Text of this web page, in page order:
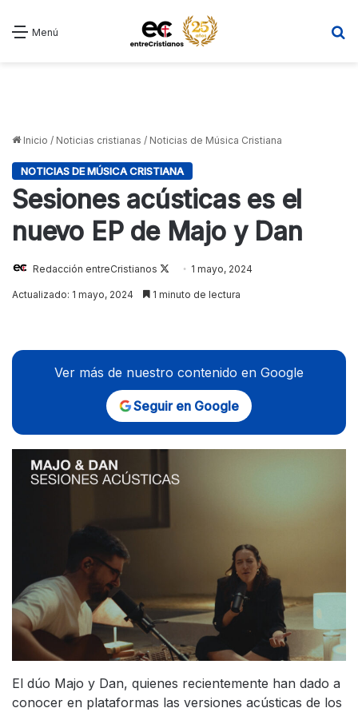
Menú
Inicio / Noticias cristianas / Noticias de Música Cristiana
NOTICIAS DE MÚSICA CRISTIANA
Sesiones acústicas es el
nuevo EP de Majo y Dan
Redacción entreCristianos
Follow1 mayo, 2024
Actualizado: 1 mayo, 2024 1 minuto de lectura
Ver más de nuestro contenido en Google
Seguir en Google
El dúo Majo y Dan, quienes recientemente han dado a
conocer en plataformas las versiones acústicas de los